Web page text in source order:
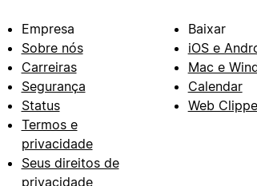
Empresa
Sobre nós
Carreiras
Segurança
Status
Termos e
privacidade
Seus direitos de
privacidade
Baixar
iOS e
Mac e
Calendar
Web